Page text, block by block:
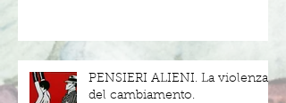
PENSIERI ALIENI. La violenza
del cambiamento.